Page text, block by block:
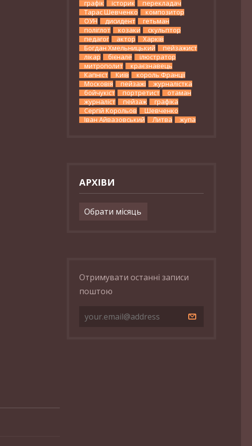
графік
історик
перекладач
Тарас Шевченко
композитор
ОУН
дисидент
гетьман
поліглот
козаки
скульптор
педагог
актор
Харків
Богдан Хмельницький
пейзажист
лікар
бієнале
ілюстратор
митрополит
краєзнавець
Капніст
Київ
король Франції
Московія
пейзажі
журналістка
бойчукіст
портретист
отаман
журналіст
пейзаж
графіка
Сергій Корольов
Шевченко
Іван Айвазовський
Литва жупа
АРХІВИ
Архіви
Отримувати останні записи
поштою